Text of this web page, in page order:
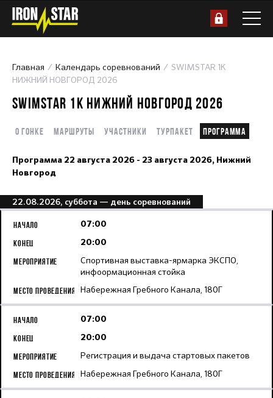
Главная Календарь соревнований
SWIMSTAR 1K
НИЖНИЙ НОВГОРОД 2026
SWIMSTAR 1K НИЖНИЙ НОВГОРОД 2026
О гонке Маршруты Участники Турпакет Программа
Программа 22 августа 2026 - 23 августа 2026, Нижний
Новгород
22.08.2026, суббота — день соревнований
07:00
20:00
Спортивная выставка-ярмарка ЭКСПО,
инфоормационная стойка
Набережная Гребного Канала, 180Г
07:00
20:00
Регистрация и выдача стартовых пакетов
Набережная Гребного Канала, 180Г